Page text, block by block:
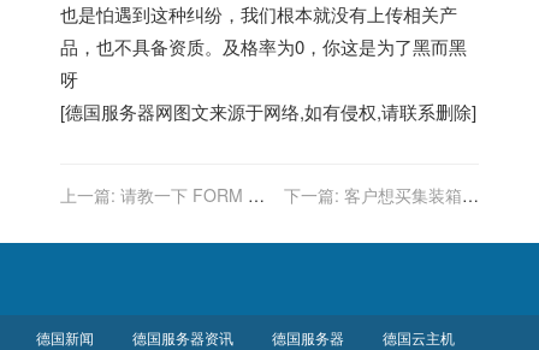
也是怕遇到这种纠纷，我们根本就没有上传相关产
品，也不具备资质。及格率为0，你这是为了黑而黑
呀
[德国服务器网图文来源于网络,如有侵权,请联系删除]
上一篇: 请教一下 FORM A
下一篇: 客户想买集装箱连
德国新闻 德国服务器资讯 德国服务器 德国云主机